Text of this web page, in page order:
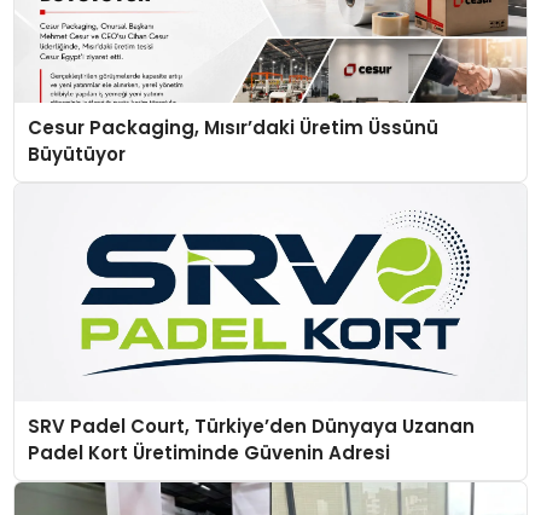
Cesur Packaging, Mısır’daki Üretim Üssünü
Büyütüyor
SRV Padel Court, Türkiye’den Dünyaya Uzanan
Padel Kort Üretiminde Güvenin Adresi